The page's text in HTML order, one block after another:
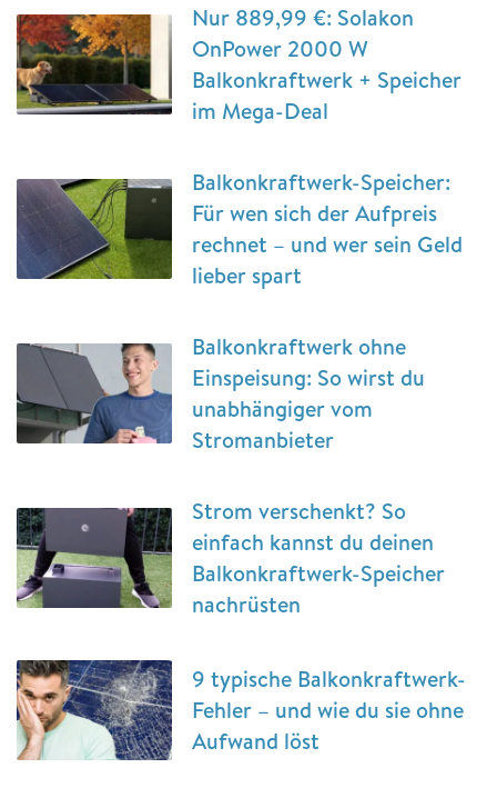
Nur 889,99 €: Solakon
OnPower 2000 W
Balkonkraftwerk + Speicher
im Mega-Deal
Balkonkraftwerk-Speicher:
Für wen sich der Aufpreis
rechnet – und wer sein Geld
lieber spart
Balkonkraftwerk ohne
Einspeisung: So wirst du
unabhängiger vom
Stromanbieter
Strom verschenkt? So
einfach kannst du deinen
Balkonkraftwerk-Speicher
nachrüsten
9 typische Balkonkraftwerk-
Fehler – und wie du sie ohne
Aufwand löst